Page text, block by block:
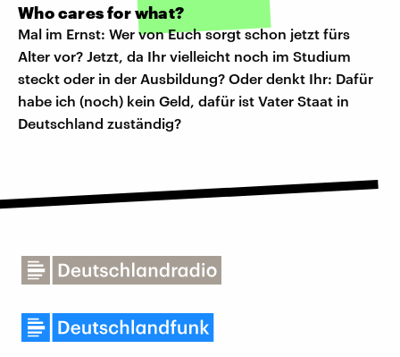
Who cares for what?
Mal im Ernst: Wer von Euch sorgt schon jetzt fürs
Alter vor? Jetzt, da Ihr vielleicht noch im Studium
steckt oder in der Ausbildung? Oder denkt Ihr: Dafür
habe ich (noch) kein Geld, dafür ist Vater Staat in
Deutschland zuständig?